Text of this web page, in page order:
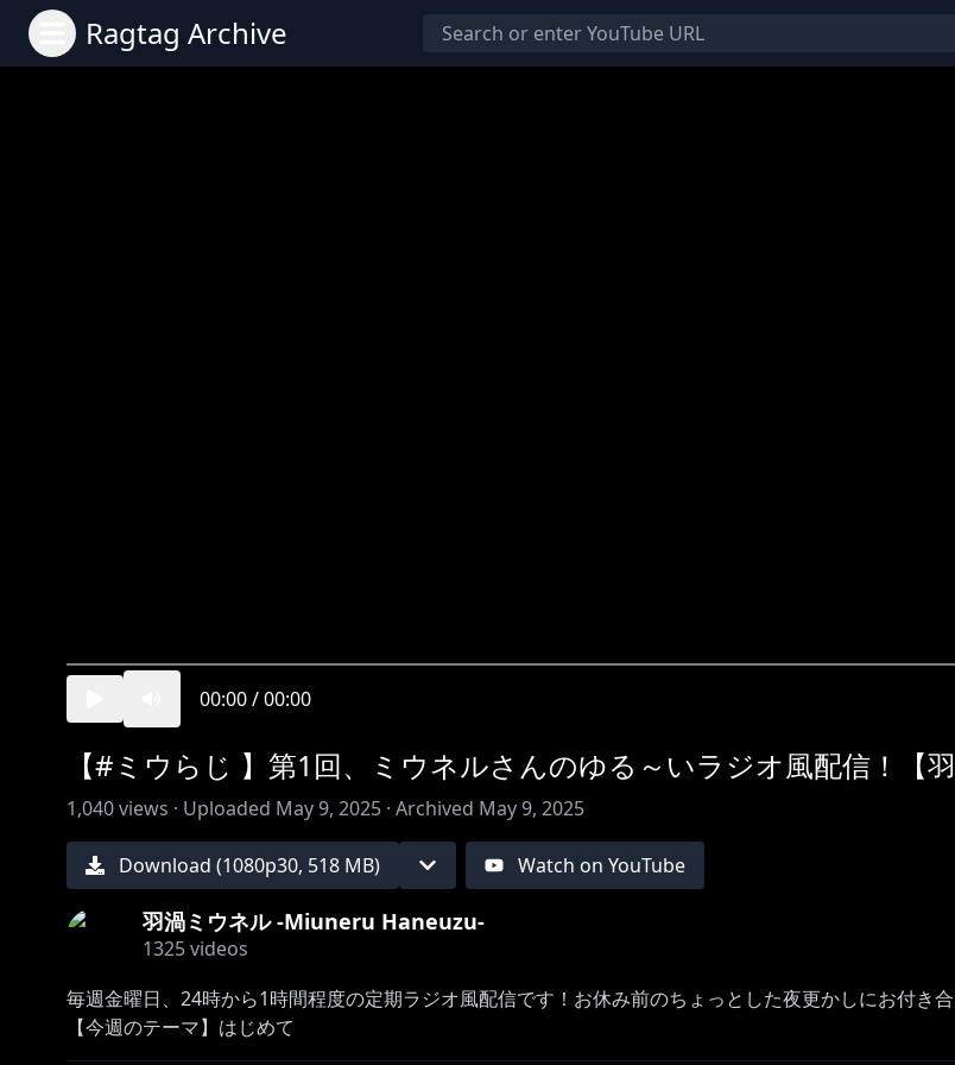
Ragtag Archive
00:00/00:00
【#ミウらじ 】第1回、ミウネルさんのゆる～いラジオ風配信！【
1,040views · Uploaded May 9, 2025 · Archived May 9, 2025
Download (1080p30, 518 MB) Watch on YouTube
羽渦ミウネル -Miuneru Haneuzu-
1325videos
毎週金曜日、24時から1時間程度の定期ラジオ風配信です！お休み前のちょっとした夜更かしにお付き
【今週のテーマ】はじめて